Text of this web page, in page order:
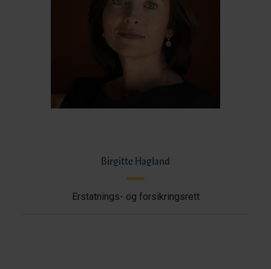
Birgitte Hagland
Erstatnings- og forsikringsrett